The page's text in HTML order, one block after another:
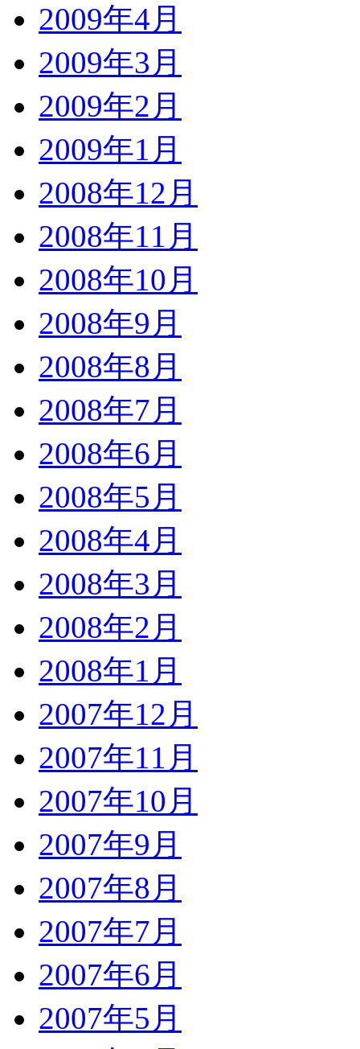
2009年4月
2009年3月
2009年2月
2009年1月
2008年12月
2008年11月
2008年10月
2008年9月
2008年8月
2008年7月
2008年6月
2008年5月
2008年4月
2008年3月
2008年2月
2008年1月
2007年12月
2007年11月
2007年10月
2007年9月
2007年8月
2007年7月
2007年6月
2007年5月